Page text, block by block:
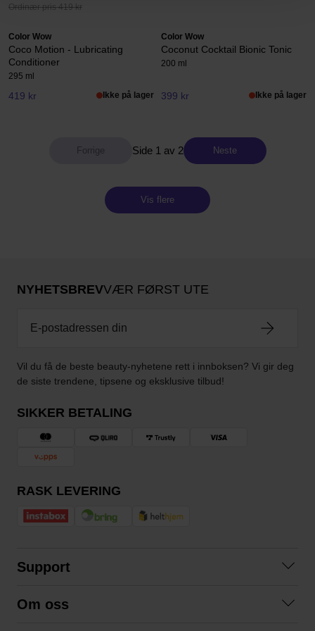
Ordinær pris 419 kr
Color Wow
Coco Motion - Lubricating
Conditioner
295 ml
419 kr Ikke på lager
Color Wow
Coconut Cocktail Bionic Tonic
200 ml
399 kr Ikke på lager
Side 1 av 2 Neste
Vis flere
NYHETSBREVVÆR FØRST UTE
Vil du få de beste beauty-nyhetene rett i innboksen? Vi gir deg
de siste trendene, tipsene og eksklusive tilbud!
SIKKER BETALING
RASK LEVERING
Support
Om oss